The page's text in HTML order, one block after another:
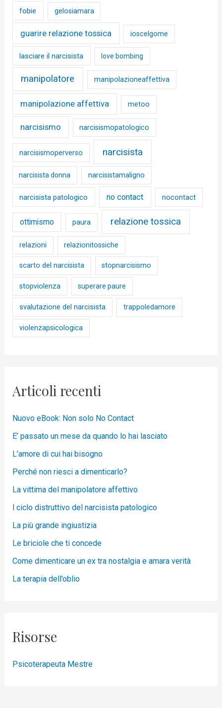
fobie gelosiamara
guarire relazione tossica ioscelgome
lasciare il narcisista love bombing
manipolatore manipolazioneaffettiva
manipolazione affettiva metoo
narcisismo narcisismopatologico
narcisismoperverso narcisista
narcisista donna narcisistamaligno
narcisista patologico no contact nocontact
ottimismo paura relazione tossica
relazioni relazionitossiche
scarto del narcisista stopnarcisismo
stopviolenza superare paure
svalutazione del narcisista trappoledamore
violenzapsicologica
Articoli recenti
Nuovo eBook: Non solo No Contact
E’ passato un mese da quando lo hai lasciato
L’amore di cui hai bisogno
Perché non riesci a dimenticarlo?
La vittima del manipolatore affettivo
l ciclo distruttivo del narcisista patologico
La più grande ingiustizia
Le briciole che ti concede
Come dimenticare un ex tra nostalgia e amara verità
La terapia dell’oblio
Risorse
Psicoterapeuta Mestre